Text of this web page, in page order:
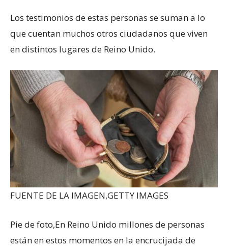
Los testimonios de estas personas se suman a lo
que cuentan muchos otros ciudadanos que viven
en distintos lugares de Reino Unido.
FUENTE DE LA IMAGEN,GETTY IMAGES
Pie de foto,En Reino Unido millones de personas
están en estos momentos en la encrucijada de